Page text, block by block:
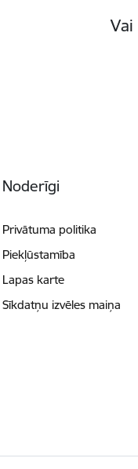
Noderīgi
Privātuma politika
Piekļūstamība
Lapas karte
Sīkdatņu izvēles maiņa